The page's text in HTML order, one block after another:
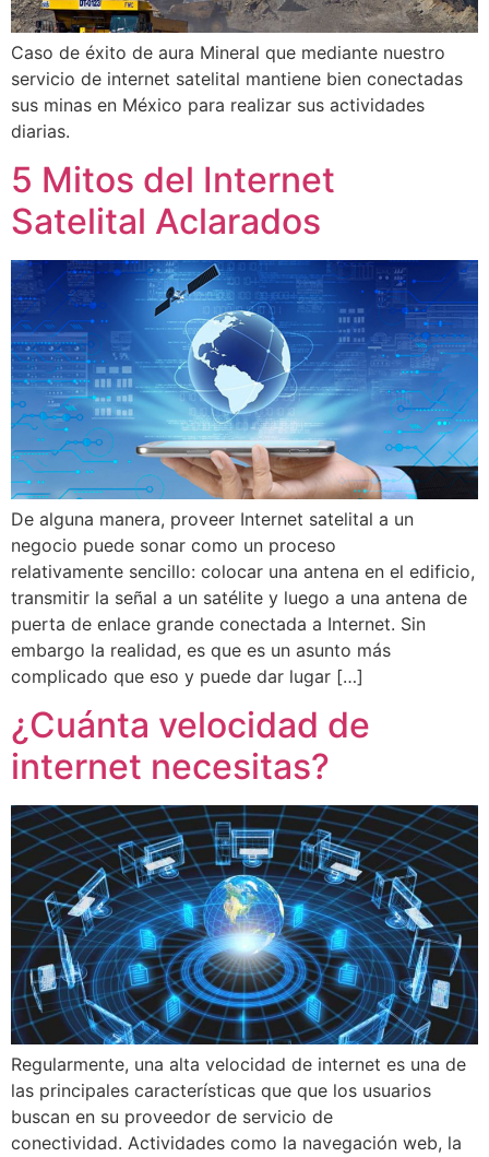
Caso de éxito de aura Mineral que mediante nuestro
servicio de internet satelital mantiene bien conectadas
sus minas en México para realizar sus actividades
diarias.
5 Mitos del Internet
Satelital Aclarados
De alguna manera, proveer Internet satelital a un
negocio puede sonar como un proceso
relativamente sencillo: colocar una antena en el edificio,
transmitir la señal a un satélite y luego a una antena de
puerta de enlace grande conectada a Internet. Sin
embargo la realidad, es que es un asunto más
complicado que eso y puede dar lugar […]
¿Cuánta velocidad de
internet necesitas?
Regularmente, una alta velocidad de internet es una de
las principales características que que los usuarios
buscan en su proveedor de servicio de
conectividad. Actividades como la navegación web, la